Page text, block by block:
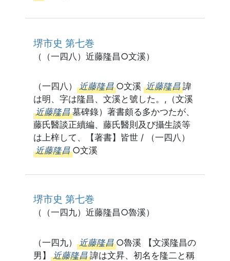
堺市史 第七巻
（（一四八）近藤隆昌○文溪）
（一四八） 近藤隆昌 ○文溪 近藤隆昌 諱
は明、字は隆昌、文溪と號した。,（文溪
近藤隆昌 墓碑錄）著書頗る多かつたが、
藤氏醫談正續編、藤氏醫則及び攝生談等
は上梓して、【著書】皆世 / （一四八）
近藤隆昌 ○文溪
堺市史 第七巻
（（一四九）近藤隆昌○魯溪）
（一四九） 近藤隆昌 ○魯溪 【文溪隆昌の
男】 近藤隆昌 諱は文昇、初名を隆二と稱